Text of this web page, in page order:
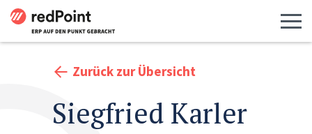
Zurück zur Übersicht
Siegfried Karler